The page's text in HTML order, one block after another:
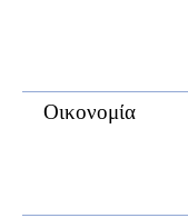
Οικονομία